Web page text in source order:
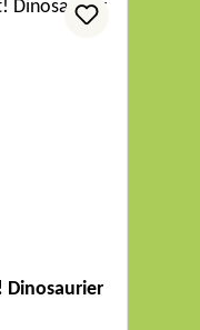
Dinosaurier